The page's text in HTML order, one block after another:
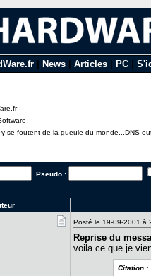
| News| Articles| PC|
se foutent de la gueule du monde...DNS
Pseudo :
Posté le 19-09-2001 à
Reprise du
voila ce que je
Citation :